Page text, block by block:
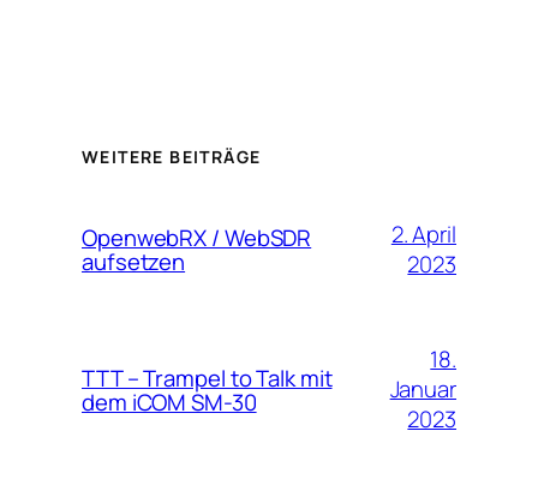
WEITERE BEITRÄGE
OpenwebRX / WebSDR
aufsetzen
2. April
2023
TTT – Trampel to Talk mit
dem iCOM SM-30
18.
Januar
2023